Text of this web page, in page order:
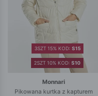
2SZT 10% KOD: S10
3SZT 15% KOD: S15
Monnari
Pikowana kurtka z kapturem